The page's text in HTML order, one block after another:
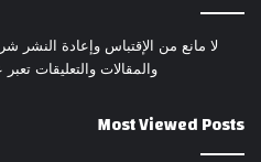
لا مانع من الإقتباس وإعادة النشر
والمقالات والتعليقات
Most Viewed Posts